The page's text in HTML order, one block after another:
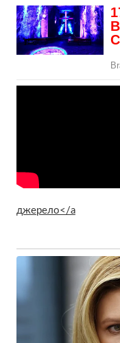
джерело</a